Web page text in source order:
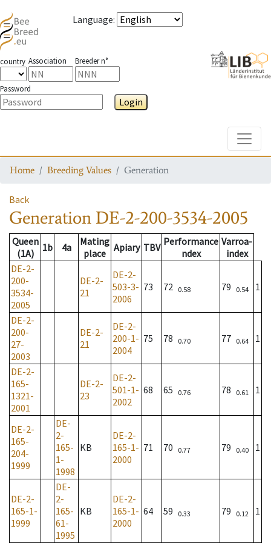
Language:
country Association Breeder n°
Password
Login
Home Breeding Values Generation
Back
Generation DE-2-200-3534-2005
Queen
(1A)
1b 4a
Mating
place
Apiary TBV Performance
ndex
Varroa-
index
DE-2-
200-
3534-
2005
DE-2-
21
DE-2-
503-3-
2006
73 72 0.58 79 0.54 1
DE-2-
200-
27-
2003
DE-2-
21
DE-2-
200-1-
2004
75 78 0.70 77 0.64 1
DE-2-
165-
1321-
2001
DE-2-
23
DE-2-
501-1-
2002
68 65 0.76 78 0.61 1
DE-2-
165-
204-
1999
DE-
2-
165-
1-
1998
KB
DE-2-
165-1-
2000
71 70 0.77 79 0.40 1
DE-2-
165-1-
1999
DE-
2-
165-
61-
1995
KB
DE-2-
165-1-
2000
64 59 0.33 79 0.12 1